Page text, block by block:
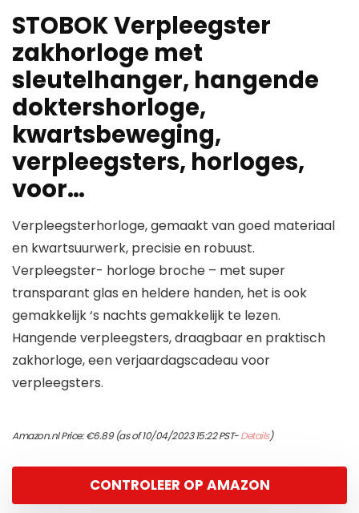
STOBOK Verpleegster
zakhorloge met
sleutelhanger, hangende
doktershorloge,
kwartsbeweging,
verpleegsters, horloges,
voor…
Verpleegsterhorloge, gemaakt van goed materiaal
en kwartsuurwerk, precisie en robuust.
Verpleegster- horloge broche – met super
transparant glas en heldere handen, het is ook
gemakkelijk ‘s nachts gemakkelijk te lezen.
Hangende verpleegsters, draagbaar en praktisch
zakhorloge, een verjaardagscadeau voor
verpleegsters.
Amazon.nl Price:€6.89(as of 10/04/2023 15:22 PST-Details)
CONTROLEER OP AMAZON